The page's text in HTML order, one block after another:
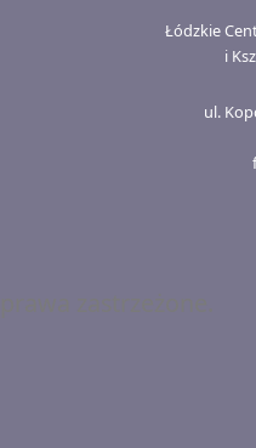
Łódzkie
i
ul.